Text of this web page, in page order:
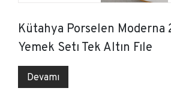
Kütahya Porselen Moderna
Yemek Setı Tek Altın Fıle
Devamı